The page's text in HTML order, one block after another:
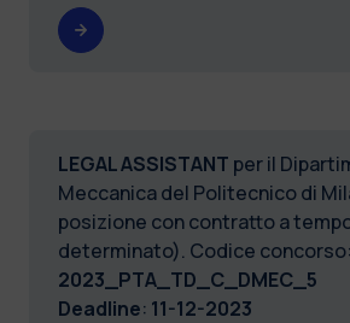
LEGAL ASSISTANT per il
Meccanica del Politecnico di
posizione con contratto a
determinato). Codice concorso:
2023_PTA_TD_C_DMEC_5
Deadline: 11-12-2023